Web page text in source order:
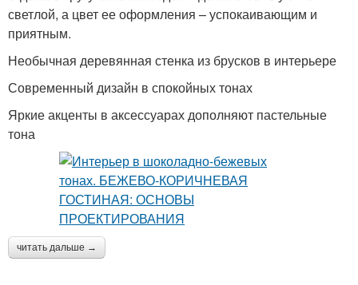
светлой, а цвет ее оформления – успокаивающим и
приятным.
Необычная деревянная стенка из брусков в интерьере
Современный дизайн в спокойных тонах
Яркие акценты в аксессуарах дополняют пастельные
тона
читать дальше →